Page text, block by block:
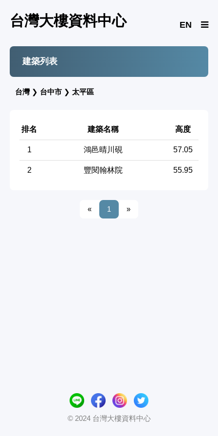
台灣大樓資料中心 EN
建築列表
台灣❯ 台中市 ❯ 太平區
排名 建築名稱 高度
1 鴻邑晴川硯 57.05
2 豐閱翰林院 55.95
« 1 »
© 2024 台灣大樓資料中心